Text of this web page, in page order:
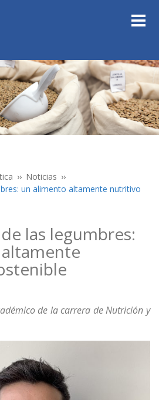
Noticias
un alimento altamente nutritivo
las legumbres:
de la carrera de Nutrición y